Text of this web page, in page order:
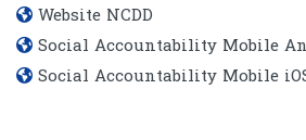
Website​ NCDD
Social Accountability Mobile
Social Accountability Mobile